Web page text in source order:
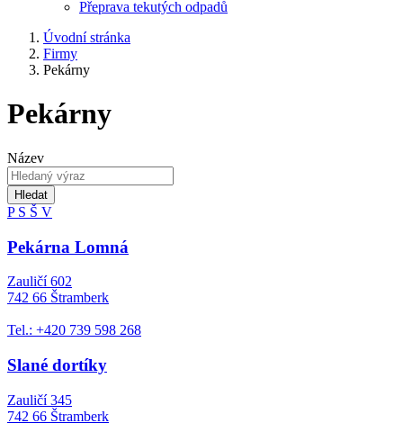
Přeprava tekutých odpadů
Úvodní stránka
Firmy
Pekárny
Pekárny
Název
Hledat
P S Š V
Pekárna Lomná
Zauličí 602
742 66 Štramberk
Tel.: +420 739 598 268
Slané dortíky
Zauličí 345
742 66 Štramberk